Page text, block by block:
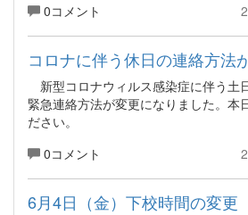
0コメント
コロナに伴う休日の連絡方法
新型コロナウィルス感染症に伴う土
緊急連絡方法が変更になりました。本
ださい。
0コメント
6月4日（金）下校時間の変更